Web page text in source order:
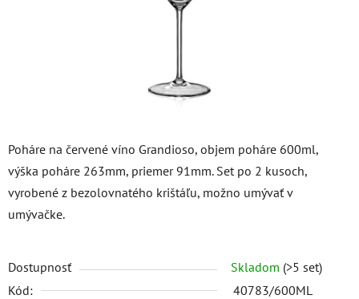
Poháre na červené víno Grandioso, objem poháre 600ml,
výška poháre 263mm, priemer 91mm. Set po 2 kusoch,
vyrobené z bezolovnatého krištáľu, možno umývať v
umývačke.
Dostupnosť Skladom (>5 set)
Kód:
40783/600ML